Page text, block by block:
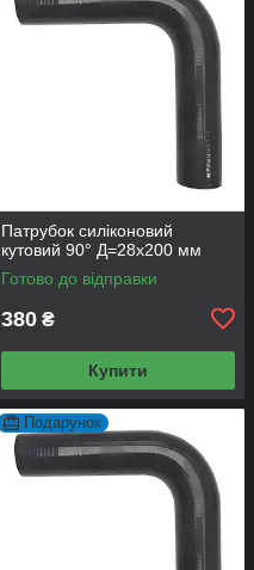
Патрубок силіконовий
кутовий 90° Д=28х200 мм
Готово до відправки
380 ₴
Купити
Подарунок